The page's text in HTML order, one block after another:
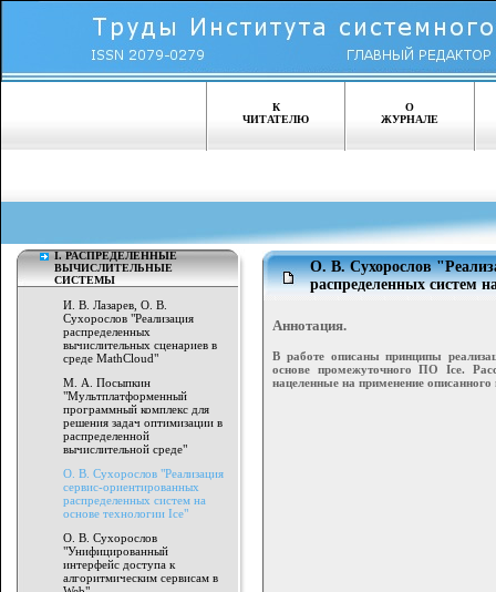
К
ЧИТАТЕЛЮ
О
ЖУРНАЛЕ
I. РАСПРЕДЕЛЕННЫЕ
ВЫЧИСЛИТЕЛЬНЫЕ
СИСТЕМЫ
И. В. Лазарев, О. В.
Сухорослов "Реализация
распределенных
вычислительных сценариев в
среде MathCloud"
М. А. Посыпкин
"Мультплатформенный
программный комплекс для
решения задач оптимизации в
распределенной
вычислительной среде"
О. В. Сухорослов "Реализация
сервис-ориентированных
распределенных систем на
основе технологии Ice"
О. В. Сухорослов
"Унифицированный
интерфейс доступа к
алгоритмическим сервисам в
О. В. Сухорослов
распределенных систем
Аннотация.
В работе описаны принципы
основе промежуточного ПО Ice.
нацеленные на применение